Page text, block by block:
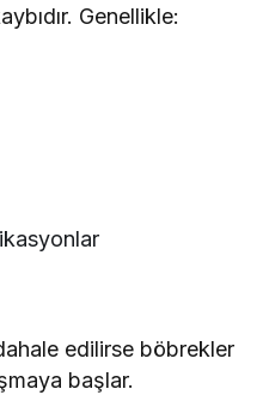
Genellikle:
edilirse böbrekler
başlar.